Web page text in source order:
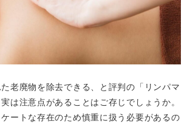
老廃物を除去できる、と評判の「リンパマ
は注意点があることはご存じでしょうか。
ートな存在のため慎重に扱う必要があるの